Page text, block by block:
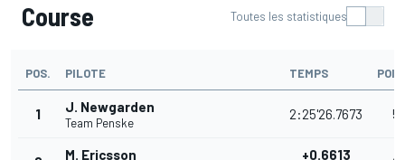
Course Toutes les statistiques
POS. PILOTE TEMPS
1 J. Newgarden
Team Penske
2:25'26.7673 51
M. Ericsson +0.6613